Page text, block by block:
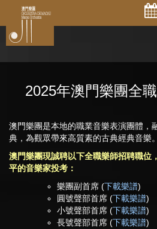
2025年澳門樂團全
澳門樂團是本地的職業音樂表演團體，
典，為觀眾帶來高質素的古典經典音樂。
澳門樂團現誠聘以下全職樂師招聘職位
平的音樂家投考：
樂團副首席 (下載樂譜)
圓號聲部首席 (下載樂譜)
小號聲部首席 (下載樂譜)
長號聲部首席 (下載樂譜)